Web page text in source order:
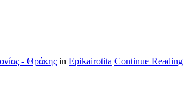
- Θράκης in Epikairotita Continue Reading